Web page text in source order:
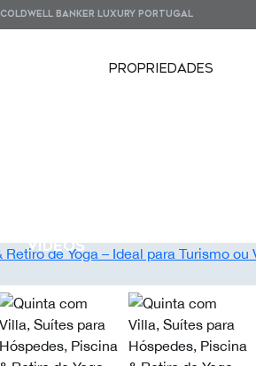
COLDWELL BANKER LUXURY PORTUGAL
PROPRIEDADES
VIDEOS